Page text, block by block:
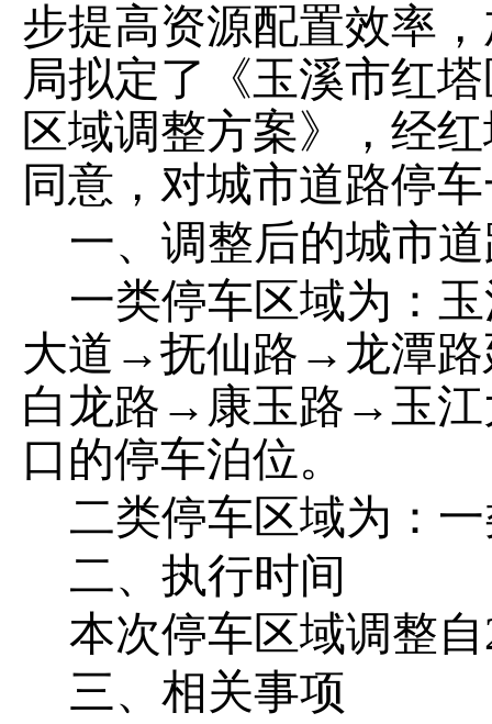
步提高资源配置效率
局拟定了《玉溪市红
区域调整方案》， 经
同意，对城市道路停
一、 调整后的城市
一类停车区域为：
大道→抚仙路→龙潭
白龙路→康玉路→玉江
口的停车泊位。
二类停车区域为：
二、 执行时间
本次停车区域调整自
三、 相关事项